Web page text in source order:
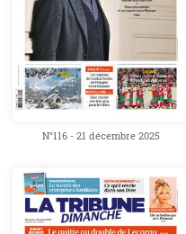
N°116 - 21 décembre 2025